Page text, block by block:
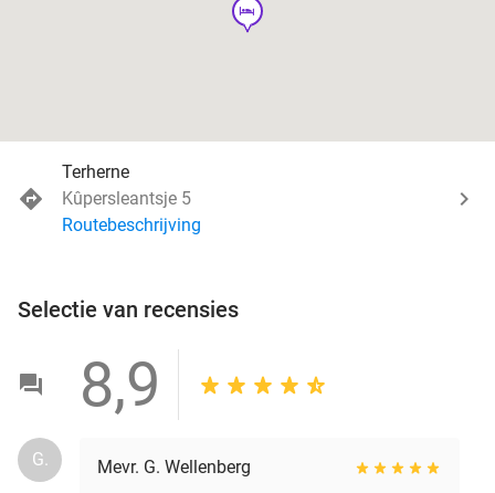
hotel
Terherne
Kûpersleantsje 5
Routebeschrijving
Selectie van recensies
8,9
G. Mevr. G. Wellenberg